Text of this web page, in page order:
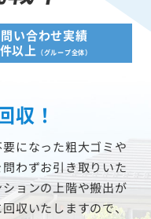
い合わせ実績
以上
（グループ全体）
収！
になった粗大ゴミや
わずお引き取りいた
ョンの上階や搬出が
収いたしますので、